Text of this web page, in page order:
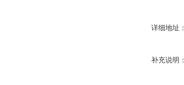
详细地址：
补充说明：